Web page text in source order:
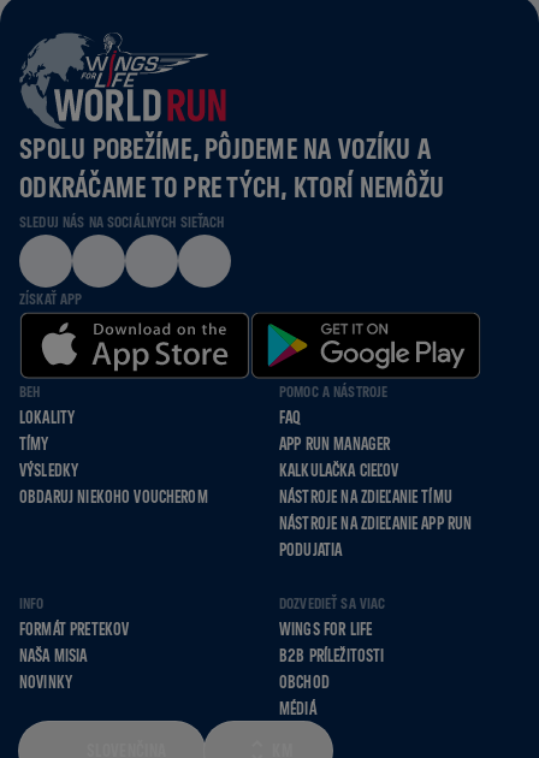
SPOLU POBEŽÍME, PÔJDEME NA VOZÍKU A
ODKRÁČAME TO PRE TÝCH, KTORÍ NEMÔŽU
SLEDUJ NÁS NA SOCIÁLNYCH SIEŤACH
ZÍSKAŤ APP
BEH
LOKALITY
TÍMY
VÝSLEDKY
OBDARUJ NIEKOHO VOUCHEROM
POMOC A NÁSTROJE
FAQ
APP RUN MANAGER
KALKULAČKA CIEĽOV
NÁSTROJE NA ZDIEĽANIE TÍMU
NÁSTROJE NA ZDIEĽANIE APP RUN
PODUJATIA
INFO
FORMÁT PRETEKOV
NAŠA MISIA
NOVINKY
DOZVEDIEŤ SA VIAC
WINGS FOR LIFE
B2B PRÍLEŽITOSTI
OBCHOD
MÉDIÁ